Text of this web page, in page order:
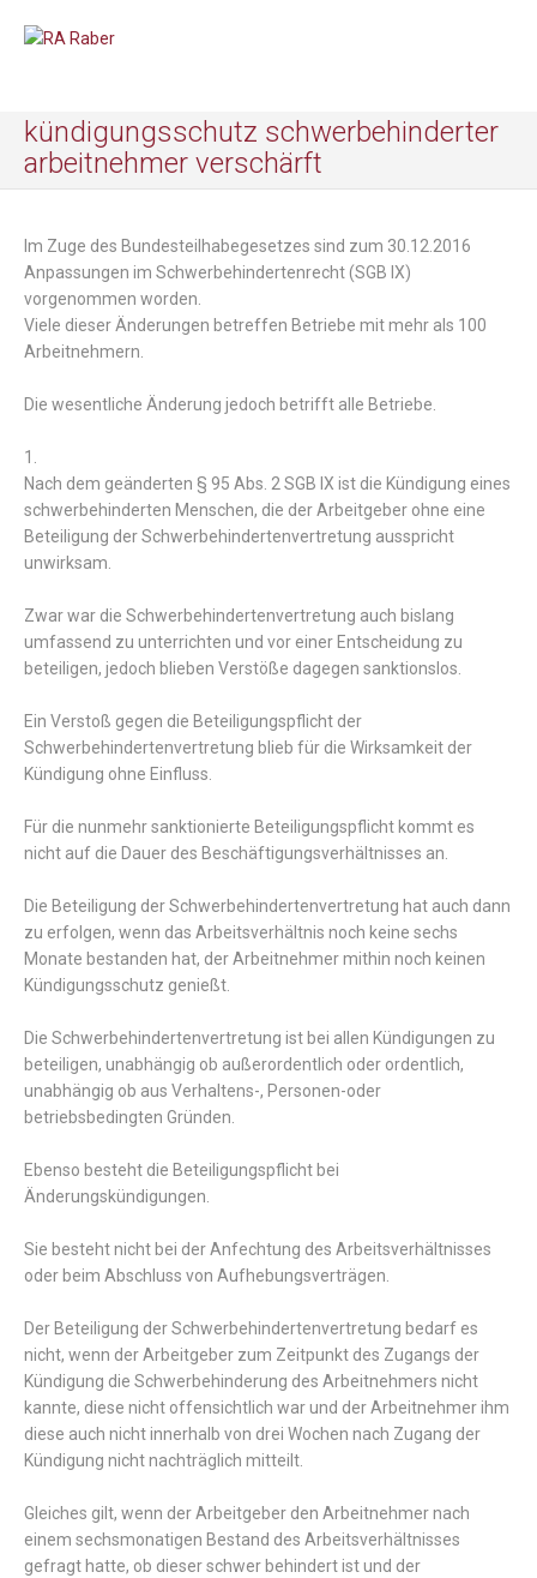
kündigungsschutz schwerbehinderter
arbeitnehmer verschärft
Im Zuge des Bundesteilhabegesetzes sind zum 30.12.2016
Anpassungen im Schwerbehindertenrecht(SGB IX)
vorgenommen worden.
Viele dieser Änderungen betreffen Betriebe mitmehr als 100
Arbeitnehmern.
Die wesentliche Änderung jedoch betrifft alle Betriebe.
1.
Nach dem geänderten § 95 Abs. 2 SGB IX ist die Kündigung eines
schwerbehinderten Menschen, die derArbeitgeber ohne eine
Beteiligung derSchwerbehindertenvertretung ausspricht
unwirksam.
Zwarwar die Schwerbehindertenvertretung auch bislang
umfassend zu unterrichten und vor einer Entscheidung zu
beteiligen, jedoch blieben Verstöße dagegen sanktionslos.
Ein Verstoß gegen die Beteiligungspflicht der
Schwerbehindertenvertretung blieb für die Wirksamkeit der
Kündigung ohne Einfluss.
Für die nunmehrsanktionierte Beteiligungspflicht kommt es
nicht auf die Dauer des Beschäftigungsverhältnisses an.
Die Beteiligung derSchwerbehindertenvertretung hat auch dann
zu erfolgen, wenn das Arbeitsverhältnis noch keine sechs
Monate bestanden hat, derArbeitnehmermithin noch keinen
Kündigungsschutz genießt.
Die Schwerbehindertenvertretung ist bei allen Kündigungen zu
beteiligen, unabhängig ob außerordentlich oder ordentlich,
unabhängig ob aus Verhaltens-, Personen-oder
betriebsbedingten Gründen.
Ebenso besteht die Beteiligungspflicht bei
Änderungskündigungen.
Sie bestehtnicht bei derAnfechtung des Arbeitsverhältnisses
oder beim Abschluss von Aufhebungsverträgen.
Der Beteiligung derSchwerbehindertenvertretung bedarf es
nicht, wenn derArbeitgeber zum Zeitpunkt des Zugangs der
Kündigung die Schwerbehinderung des Arbeitnehmers nicht
kannte, diese nicht offensichtlich warund derArbeitnehmerihm
diese auch nichtinnerhalb von drei Wochen nach Zugang der
Kündigung nichtnachträglich mitteilt.
Gleiches gilt, wenn derArbeitgeber den Arbeitnehmernach
einem sechsmonatigen Bestand des Arbeitsverhältnisses
gefragt hatte, ob dieserschwer behindertistund der